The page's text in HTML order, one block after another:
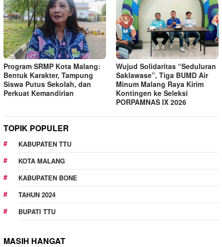
Program SRMP Kota Malang:
Bentuk Karakter, Tampung
Siswa Putus Sekolah, dan
Perkuat Kemandirian
Wujud Solidaritas “Seduluran
Saklawase”, Tiga BUMD Air
Minum Malang Raya Kirim
Kontingen ke Seleksi
PORPAMNAS IX 2026
TOPIK POPULER
KABUPATEN TTU
KOTA MALANG
KABUPATEN BONE
TAHUN 2024
BUPATI TTU
MASIH HANGAT